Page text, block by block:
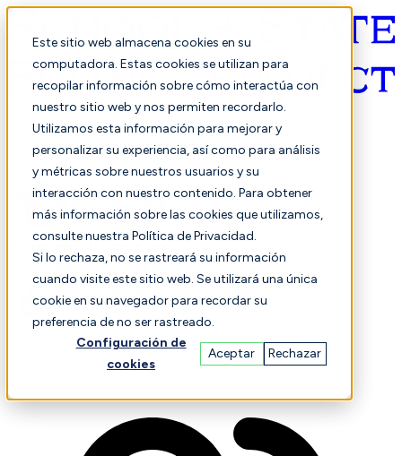
Este sitio web almacena cookies en su
computadora. Estas cookies se utilizan para
recopilar información sobre cómo interactúa con
nuestro sitio web y nos permiten recordarlo.
Utilizamos esta información para mejorar y
personalizar su experiencia, así como para análisis
y métricas sobre nuestros usuarios y su
interacción con nuestro contenido. Para obtener
más información sobre las cookies que utilizamos,
consulte nuestra Política de Privacidad.
Si lo rechaza, no se rastreará su información
cuando visite este sitio web. Se utilizará una única
cookie en su navegador para recordar su
preferencia de no ser rastreado.
Configuración de
cookies
Aceptar Rechazar
Español
Finanzas Actuación